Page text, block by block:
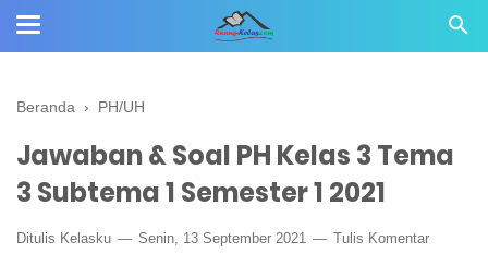
Beranda › PH/UH
Jawaban & Soal PH Kelas 3 Tema
3 Subtema 1 Semester 1 2021
Ditulis Kelasku Senin, 13 September 2021 Tulis Komentar